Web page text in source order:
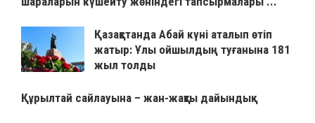
Қазақстанда Абай күні аталып өтіп
жатыр: Ұлы ойшылдың туғанына 181
жыл толды
Құрылтай сайлауына – жан-жақты дайындық